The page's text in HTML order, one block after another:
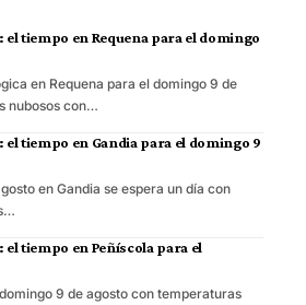
el tiempo en Requena para el domingo
en Requena para el domingo 9 de
nubosos con…
el tiempo en Gandia para el domingo 9
en Gandia se espera un día con
el tiempo en Peñíscola para el
9 de agosto con temperaturas